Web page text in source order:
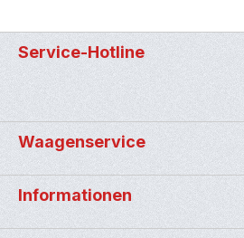
Service-Hotline
Waagenservice
Informationen